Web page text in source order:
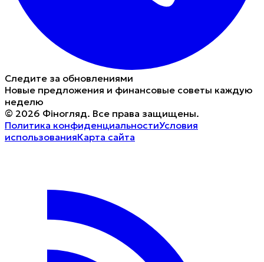
Следите за обновлениями
Новые предложения и финансовые советы каждую
неделю
© 2026 Фіногляд. Все права защищены.
Политика конфиденциальностиУсловия
использованияКарта сайта